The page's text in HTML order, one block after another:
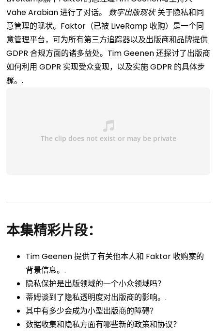
Vahe Arabian 进行了对话。数字出版现状关于隐私和同
意管理的现状。Faktor（已被 LiveRamp 收购）是一个同
意管理平台，可为所有第三方追踪器以及出版商和品牌提供
GDPR 合规方面的诸多益处。Tim Geenen 还探讨了出版商
如何利用 GDPR 实现受众变现，以及实施 GDPR 的具体步
骤。.
本集精彩片段：
Tim Geenen 提供了有关他本人和 Faktor 收购案的
背景信息。.
隐私保护是出版领域的一个小众领域吗？
蒂姆谈到了隐私透明度对出版商的影响。.
其中有多少会成为小型出版商的障碍？
数据收集和隐私方面有哪些新的政策和协议？